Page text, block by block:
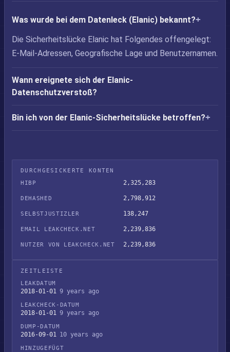
Was wurde bei dem Datenleck (Elanic) bekannt?
Die Sicherheitslücke Elanic hat Folgendes offengelegt:
E-Mail-Adressen, Geografische Lage und Benutzernamen.
Wann ereignete sich der Elanic-
Datenschutzverstoß?
Bin ich von der Elanic-Sicherheitslücke betroffen?
DURCHGESICKERTE KONTEN
HIBP
2,325,283
DEHASHED 2,798,912
SELBSTJUSTIZLER 138,247
EMAIL LEAKCHECK.NET 2,239,836
NUTZER VON LEAKCHECK.NET 2,239,836
ZEITLEISTE
LEAKDATUM
2018-01-01 9 years ago
LEAKCHECK-DATUM
2018-01-01 9 years ago
DUMP-DATUM
2016-09-01 10 years ago
HINZUGEFÜGT